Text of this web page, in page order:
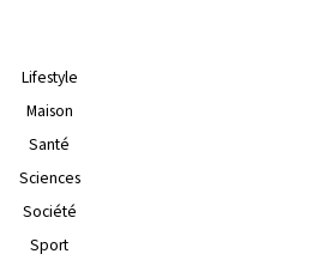
Lifestyle
Maison
Santé
Sciences
Société
Sport